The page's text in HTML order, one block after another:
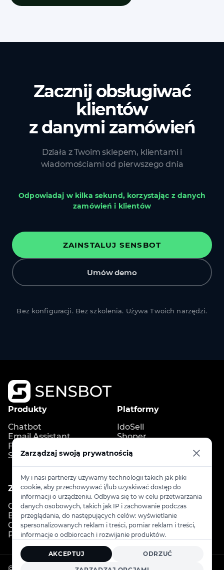
Zacznij obsługiwać
klientów
z danymi zamówień
Działa z Twoim sklepem, klientami i
wiadomościami od pierwszego dnia
Odpowiadaj w kilka sekund, korzystając z danych
zamówień i klientów
ZAINSTALUJ SENSBOT
Umów demo
Bez konfiguracji. Bez szkolenia. Używa Twoich narzędzi.
Produkty
Chatbot
Email Assistant
FAQ Generator
Store Copilot
Platformy
IdoSell
Shoper
IdoBooking
Upgates
Zasoby
Cennik
Blog
Centrum pomocy
Program partnerski
Kontakt
Kontakt
info@sensbot.ai
Umów demo
Zarządzaj swoją prywatnością
My i nasi partnerzy używamy technologii takich jak pliki
cookie, aby przechowywać i/lub uzyskiwać dostęp do
informacji o urządzeniu. Odbywa się to w celu przetwarzania
danych osobowych, takich jak IP i zachowanie podczas
przeglądania, do następujących celów: wyświetlanie
spersonalizowanych reklam i treści, pomiar reklam i treści,
informacje o odbiorcach i rozwijanie produktów.
AKCEPTUJ ODRZUĆ